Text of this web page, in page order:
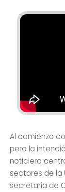
Al comienzo
pero la
noticiero
sectores de la
secretaria de